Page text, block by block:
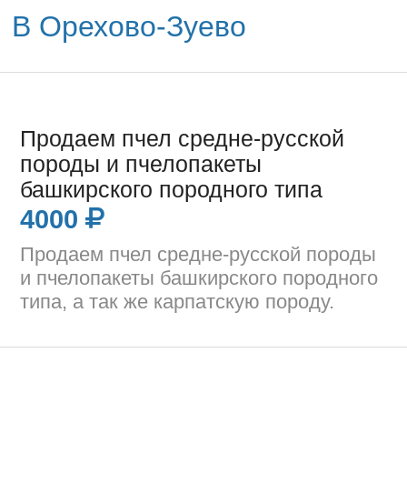
В Орехово-Зуево
Продаем пчел средне-русской
породы и пчелопакеты
башкирского породного типа
4000
Продаем пчел средне-русской породы
и пчелопакеты башкирского породного
типа, а так же карпатскую породу.